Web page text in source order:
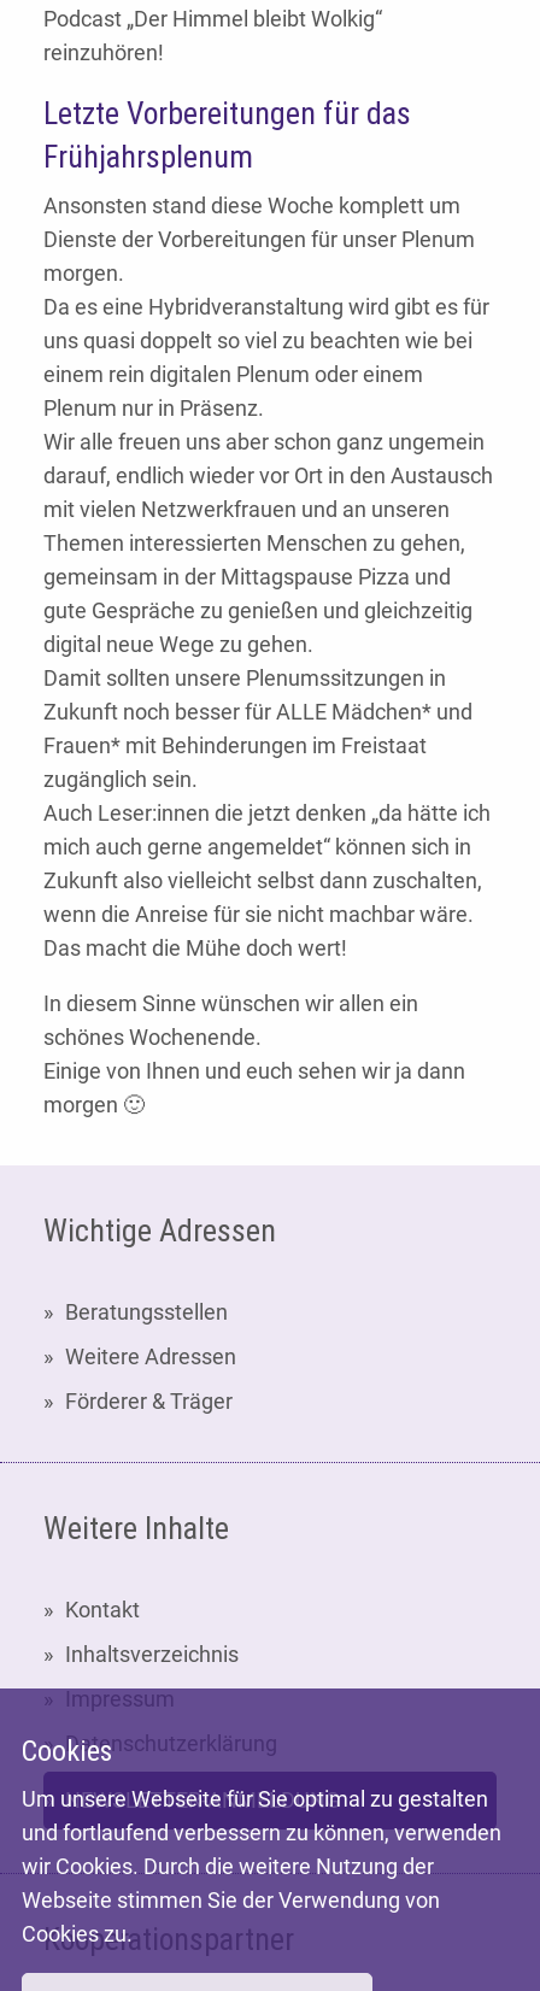
Podcast „Der Himmel bleibt Wolkig“
reinzuhören!
Letzte Vorbereitungen für das
Frühjahrsplenum
Ansonsten stand diese Woche komplett um
Dienste der Vorbereitungen für unser Plenum
morgen.
Da es eine Hybridveranstaltung wird gibt es für
uns quasi doppelt so viel zu beachten wie bei
einem rein digitalen Plenum oder einem
Plenum nur in Präsenz.
Wir alle freuen uns aber schon ganz ungemein
darauf, endlich wieder vor Ort in den Austausch
mit vielen Netzwerkfrauen und an unseren
Themen interessierten Menschen zu gehen,
gemeinsam in der Mittagspause Pizza und
gute Gespräche zu genießen und gleichzeitig
digital neue Wege zu gehen.
Damit sollten unsere Plenumssitzungen in
Zukunft noch besser für ALLE Mädchen* und
Frauen* mit Behinderungen im Freistaat
zugänglich sein.
Auch Leser:innen die jetzt denken „da hätte ich
mich auch gerne angemeldet“ können sich in
Zukunft also vielleicht selbst dann zuschalten,
wenn die Anreise für sie nicht machbar wäre.
Das macht die Mühe doch wert!
In diesem Sinne wünschen wir allen ein
schönes Wochenende.
Einige von Ihnen und euch sehen wir ja dann
morgen 🙂
Wichtige Adressen
Beratungsstellen
Weitere Adressen
Förderer & Träger
Weitere Inhalte
Kontakt
Inhaltsverzeichnis
Impressum
Datenschutzerklärung
NEWSLETTER-ANMELDUNG
Kooperationspartner
Cookies
Um unsere Webseite für Sie optimal zu gestalten
und fortlaufend verbessern zu können, verwenden
wir Cookies. Durch die weitere Nutzung der
Webseite stimmen Sie der Verwendung von
Cookies zu.